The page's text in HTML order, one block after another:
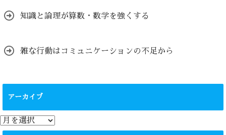
知識と論理が算数・数学を強くする
雑な行動はコミュニケーションの不足から
アーカイブ
ア
ー